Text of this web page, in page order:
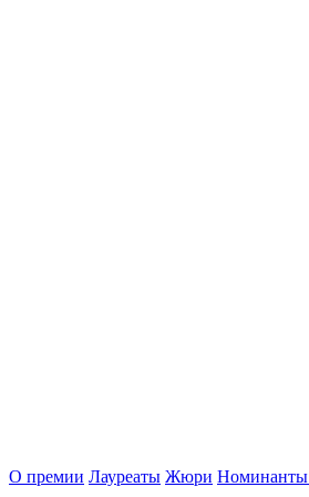
О премии Лауреаты Жюри Номинанты